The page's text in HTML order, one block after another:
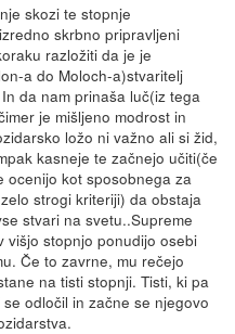
skozi te stopnje
skrbno pripravljeni
razložiti da je je
a do Moloch-a)stvaritelj
da nam prinaša luč(iz tega
je mišljeno modrost in
ložo ni važno ali si žid,
kasneje te začnejo učiti(če
ocenijo kot sposobnega za
strogi kriteriji) da obstaja
stvari na svetu..Supreme
višjo stopnjo ponudijo osebi
Če to zavrne, mu rečejo
na tisti stopnji. Tisti, ki pa
odločil in začne se njegovo